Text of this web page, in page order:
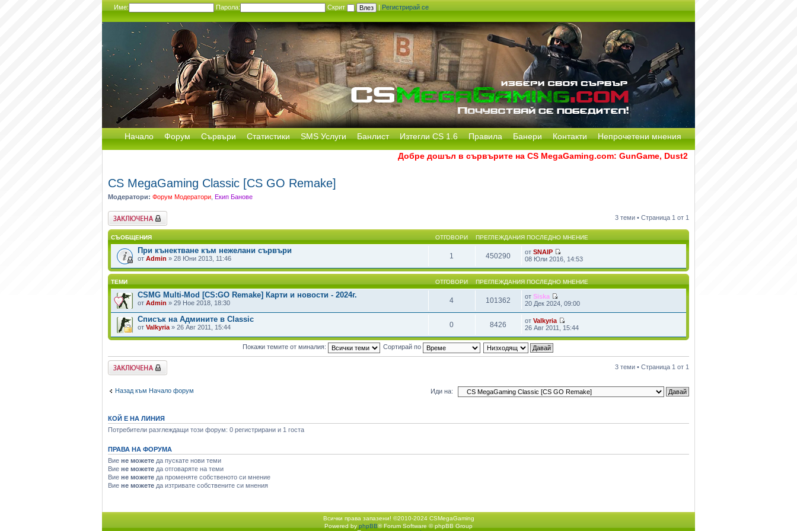
Име: Парола: Скрит | Регистрирай се
Начало Форум Сървъри Статистики SMS Услуги Банлист Изтегли CS 1.6 Правила Банери Контакти Непрочетени мнения
Добре дошъл в сървърите на CS MegaGaming.com: GunGame, Dust2, CS:GO Remake [Multi-
CS MegaGaming Classic [CS GO Remake]
Модератори: Форум Модератори Екип Банове
Заключен форум 3 теми • Страница 1 от 1
СЪОБЩЕНИЯ ОТГОВОРИ ПРЕГЛЕЖДАНИЯ ПОСЛЕДНО МНЕНИЕ
При кънектване към нежелани сървъри
от Admin » 28 Юни 2013, 11:46 1 450290 отSNAIP
08 Юли 2016, 14:53
ТЕМИ ОТГОВОРИ ПРЕГЛЕЖДАНИЯ ПОСЛЕДНО МНЕНИЕ
CSMG Multi-Mod [CS:GO Remake] Карти и новости - 2024г.
от Admin » 29 Ное 2018, 18:30 4 101362 отSiska
20 Дек 2024, 09:00
Списък на Админите в Classic
от Valkyria » 26 Авг 2011, 15:44 0 8426 отValkyria
26 Авг 2011, 15:44
Покажи темите от миналия: Сортирай по
Заключен форум 3 теми • Страница 1 от 1
Назад към Начало форум Иди на:
КОЙ Е НА ЛИНИЯ
Потребители разглеждащи този форум: 0 регистрирани и 1 госта
ПРАВА НА ФОРУМА
Вие не можете да пускате нови теми
Вие не можете да отговаряте на теми
Вие не можете да променяте собственото си мнение
Вие не можете да изтривате собствените си мнения
Всички права запазени! ©2010-2024 CSMegaGaming
Начало форум Екип•Изтрий всички бисквитки• Часовете са според зоната UTC + 2 часа [DST]
Powered by phpBB® Forum Software © phpBB Group